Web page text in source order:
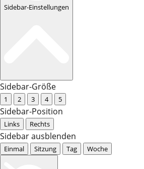
Sidebar-Einstellungen
Sidebar-Größe
1 2 3 4 5
Sidebar-Position
Links Rechts
Sidebar ausblenden
Einmal Sitzung Tag Woche